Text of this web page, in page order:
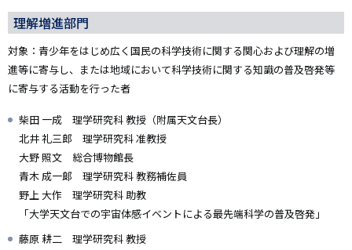
理解増進部門
対象：青少年をはじめ広く国民の科学技術に関する関心および理解の増
進等に寄与し、または地域において科学技術に関する知識の普及啓発等
に寄与する活動を行った者
柴田 一成 理学研究科 教授（附属天文台長）
北井 礼三郎 理学研究科 准教授
大野 照文 総合博物館長
青木 成一郞 理学研究科 教務補佐員
野上 大作 理学研究科 助教
「大学天文台での宇宙体感イベントによる最先端科学の普及啓発」
藤原 耕二 理学研究科 教授